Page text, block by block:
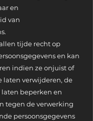
en
van
tijde recht op
en kan
indien ze onjuist of
laten verwijderen, de
beperken en
tegen de verwerking
persoonsgegevens